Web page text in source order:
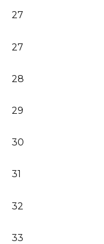
27
27
28
29
30
31
32
33